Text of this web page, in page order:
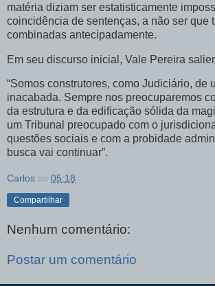
matéria diziam ser estatisticamente
coincidência de sentenças, a não ser que
combinadas antecipadamente.
Em seu discurso inicial, Vale Pereira
“Somos construtores, como Judiciário, de
inacabada. Sempre nos preocuparemos
da estrutura e da edificação sólida da
um Tribunal preocupado com o
questões sociais e com a probidade
busca vai continuar”.
Carlos às 05:18
Compartilhar
Nenhum comentário:
Postar um comentário